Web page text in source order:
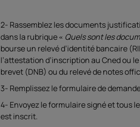
2- Rassemblez les documents
dans la rubrique
Quels sont les
bourse un relevé d’identité bancaire
l’attestation d’inscription au Cned ou
brevet (DNB) ou du relevé de notes
3- Remplissez le formulaire de
4- Envoyez le formulaire signé et tous
est inscrit.